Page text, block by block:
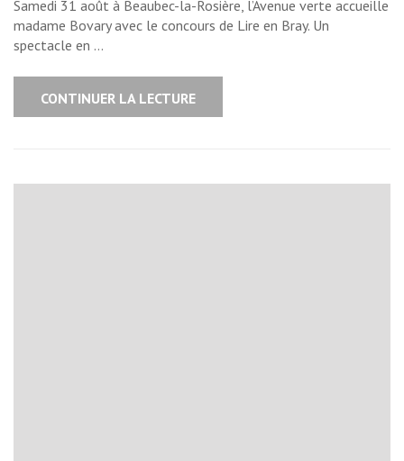
Samedi 31 août à Beaubec-la-Rosière, l’Avenue verte accueille
madame Bovary avec le concours de Lire en Bray. Un
spectacle en …
CONTINUER LA LECTURE